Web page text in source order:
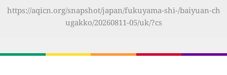
https://aqicn.org/snapshot/japan/fukuyama-shi-/baiyuan-ch
ugakko/20260811-05/uk/?cs